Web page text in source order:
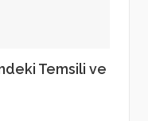
Temsili ve